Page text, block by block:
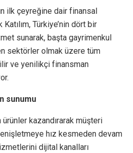
ilk çeyreğine dair finansal
Katılım, Türkiye’nin dört bir
sunarak, başta gayrimenkul
sektörler olmak üzere tüm
ve yenilikçi finansman
sunumu
kazandırarak müşteri
hız kesmeden devam
dijital kanalları